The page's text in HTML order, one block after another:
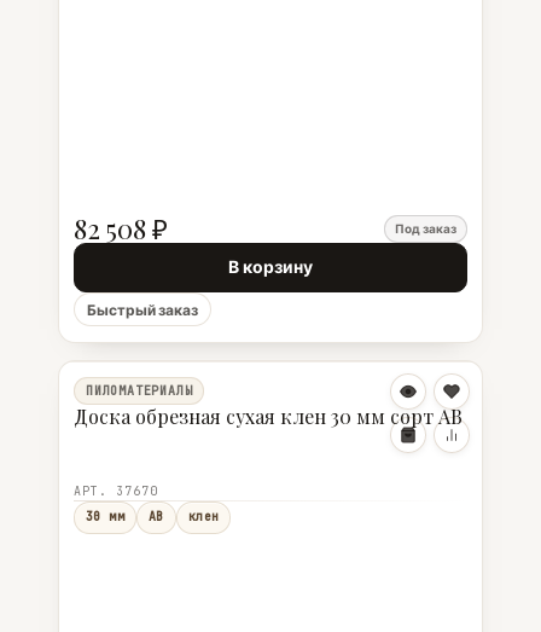
82 508 ₽ Под заказ
В корзину
Быстрый заказ
ПИЛОМАТЕРИАЛЫ
Доска обрезная сухая клен 30 мм сорт АВ
АРТ. 37670
30 мм
АВ клен